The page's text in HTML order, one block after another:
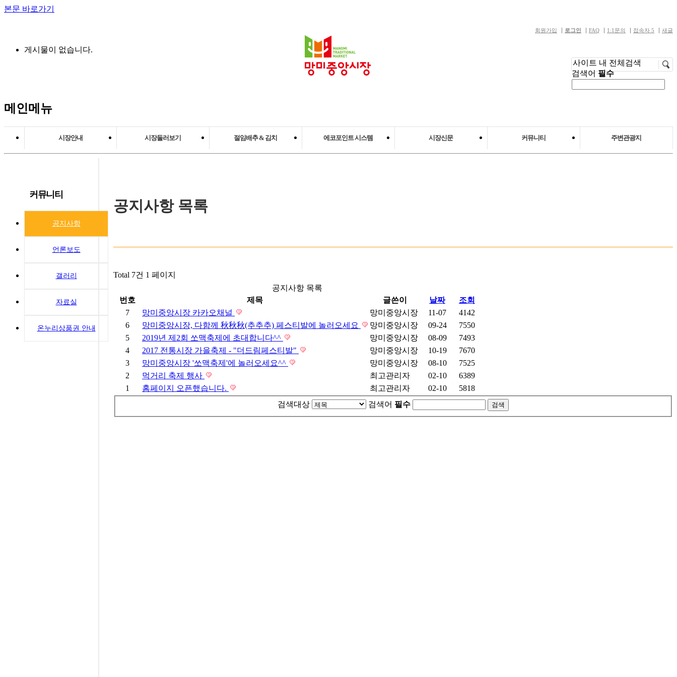
본문 바로가기
회원가입 로그인 FAQ 1:1문의 접속자 5 새글
사이트 내 전체검색
검색어필수
게시물이 없습니다.
메인메뉴
시장안내
조직도
시장정보
오시는 길
시장둘러보기 절임배추 & 김치 에코포인트 시스템 시장신문 커뮤니티 주변관광지
커뮤니티
공지사항
언론보도
갤러리
자료실
온누리상품권 안내
공지사항목록
Total 7건 1 페이지
공지사항 목록
번호
제목 글쓴이 날짜
조회
7
망미중앙시장 카카오채널 망미중앙시장 11-07
4142
6
망미중앙시장, 다함께 秋秋秋(추추추) 페스티발에 놀러오세요 망미중앙시장 09-24
7550
5
2019년 제2회 쏘맥축제에 초대합니다^^ 망미중앙시장 08-09
7493
4
2017 전통시장 가을축제 - "더드림페스티발" 망미중앙시장 10-19
7670
3
망미중앙시장 '쏘맥축제'에 놀러오세요^^ 망미중앙시장 08-10
7525
2
먹거리 축제 행사 최고관리자 02-10
6389
1
홈페이지 오픈했습니다. 최고관리자 02-10
5818
검색대상
검색어 필수